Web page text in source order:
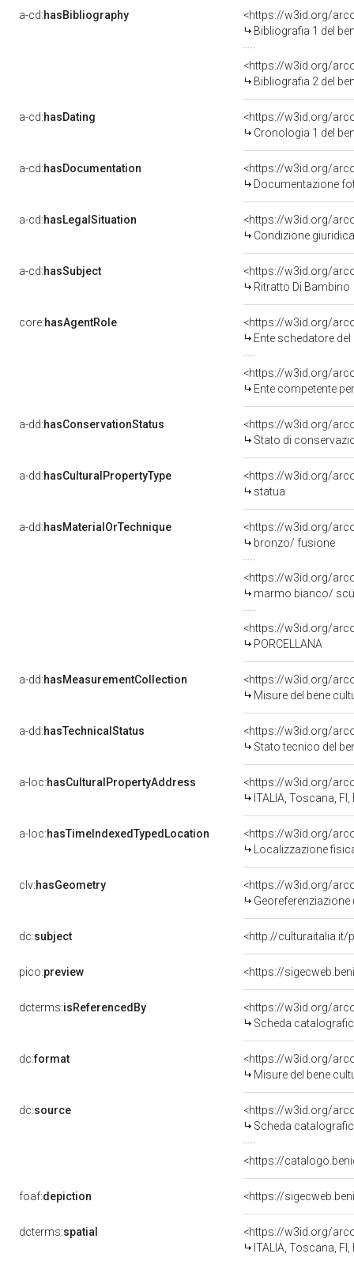
a-cd:hasBibliography
<https://w3id.org/
Bibliografia 1 del
<https://w3id.org/
Bibliografia 2 del
a-cd:hasDating
<https://w3id.org/
Cronologia 1 del
a-cd:hasDocumentation
Documentazione
a-cd:hasLegalSituation
Condizione
a-cd:hasSubject
<https://w3id.org/
Ritratto Di Bambino
core:hasAgentRole
<https://w3id.org/
Ente schedatore del
<https://w3id.org/
Ente competente per tutela del
a-dd:hasConservationStatus
<https://w3id.org/
Stato di
a-dd:hasCulturalPropertyType
<https://w3id.org/
statua
a-dd:hasMaterialOrTechnique
<https://w3id.org/
bronzo/ fusione
<https://w3id.org/
marmo bianco/
<https://w3id.org/
PORCELLANA
a-dd:hasMeasurementCollection
<https://w3id.org/
Misure del bene
a-dd:hasTechnicalStatus
<https://w3id.org/
Stato tecnico del
a-loc:hasCulturalPropertyAddress
<https://w3id.org/
ITALIA, Toscana, FI,
a-loc:hasTimeIndexedTypedLocation
<https://w3id.org/
Localizzazione
clv:hasGeometry
<https://w3id.org/
Georeferenziazione
dc:subject <http://culturaitalia.it/
pico:preview <https://
dcterms:isReferencedBy
<https://w3id.org/
Scheda
dc:format
<https://w3id.org/
Misure del bene
dc:source
<https://w3id.org/
Scheda
<https://
foaf:depiction <https://
dcterms:spatial
<https://w3id.org/
ITALIA, Toscana, FI,